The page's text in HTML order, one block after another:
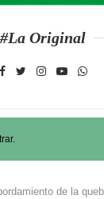
#La Original
de la